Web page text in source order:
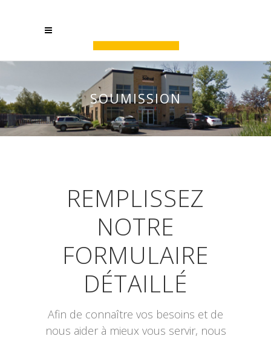
SOUMISSION
REMPLISSEZ
NOTRE
FORMULAIRE
DÉTAILLÉ
Afin de connaître vos besoins et de
nous aider à mieux vous servir, nous